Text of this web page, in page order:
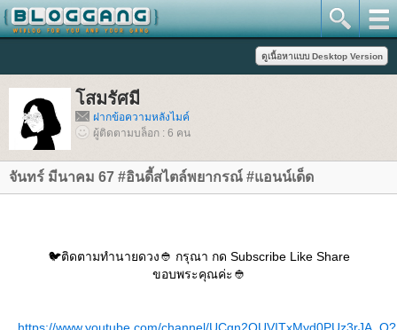
สมรัศมี
ฝากข้อความหลังไมค์
ผู้ติดตามบล็อก : 6 คน
จันทร์ มีนาคม 67 #อินดี้สไตล์พยากรณ์ #แอนน์เด็ด
🐦ติดตามทำนายดวง👲 กรุณา กด Subscribe Like Share
ขอบพระคุณค่ะ👲